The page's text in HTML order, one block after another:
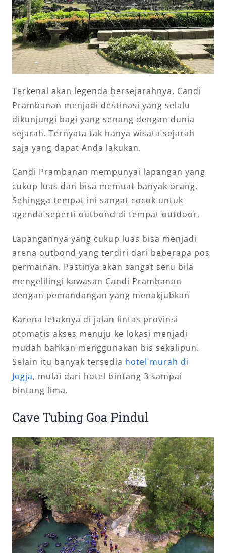
Terkenal akan legenda bersejarahnya, Candi
Prambanan menjadi destinasi yang selalu
dikunjungi bagi yang senang dengan dunia
sejarah. Ternyata tak hanya wisata sejarah
saja yang dapat Anda lakukan.
Candi Prambanan mempunyai lapangan yang
cukup luas dan bisa memuat banyak orang.
Sehingga tempat ini sangat cocok untuk
agenda seperti outbond di tempat outdoor.
Lapangannya yang cukup luas bisa menjadi
arena outbond yang terdiri dari beberapa pos
permainan. Pastinya akan sangat seru bila
mengelilingi kawasan Candi Prambanan
dengan pemandangan yang menakjubkan
Karena letaknya di jalan lintas provinsi
otomatis akses menuju ke lokasi menjadi
mudah bahkan menggunakan bis sekalipun.
Selain itu banyak tersedia hotel murah di
Jogja, mulai dari hotel bintang 3 sampai
bintang lima.
Cave Tubing Goa Pindul